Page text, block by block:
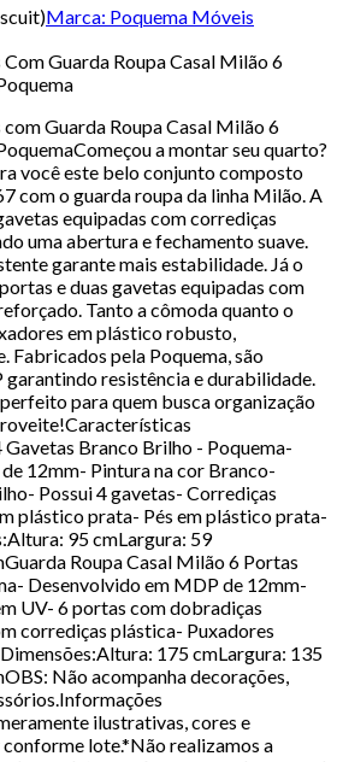
)Marca: Poquema Móveis
Guarda Roupa Casal Milão 6
Guarda Roupa Casal Milão 6
a montar seu quarto?
você este belo conjunto composto
com o guarda roupa da linha Milão. A
equipadas com corrediças
uma abertura e fechamento suave.
garante mais estabilidade. Já o
e duas gavetas equipadas com
Tanto a cômoda quanto o
em plástico robusto,
Fabricados pela Poquema, são
resistência e durabilidade.
para quem busca organização
Branco Brilho - Poquema-
12mm- Pintura na cor Branco-
Possui 4 gavetas- Corrediças
plástico prata- Pés em plástico prata-
95 cmLargura: 59
Roupa Casal Milão 6 Portas
Desenvolvido em MDP de 12mm-
UV- 6 portas com dobradiças
corrediças plástica- Puxadores
175 cmLargura: 135
Não acompanha decorações,
ilustrativas, cores e
lote.*Não realizamos a